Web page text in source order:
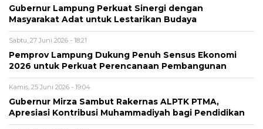
Gubernur Lampung Perkuat Sinergi dengan
Masyarakat Adat untuk Lestarikan Budaya
Sabtu, 27 Juni 2026 - 18:21
Pemprov Lampung Dukung Penuh Sensus Ekonomi
2026 untuk Perkuat Perencanaan Pembangunan
Kamis, 25 Juni 2026 - 19:04
Gubernur Mirza Sambut Rakernas ALPTK PTMA,
Apresiasi Kontribusi Muhammadiyah bagi Pendidikan